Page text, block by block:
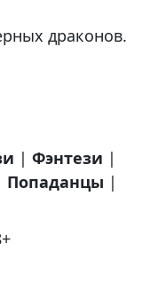
драконов.
| Фэнтези |
Попаданцы |